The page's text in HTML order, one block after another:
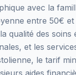
avec la
entre 50€
qualité des soins
et les
le tarif
aides